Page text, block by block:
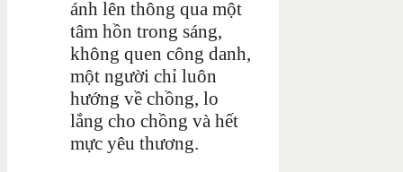
ánh lên thông qua một
tâm hồn trong sáng,
không quen công danh,
một người chỉ luôn
hướng về chồng, lo
lắng cho chồng và hết
mực yêu thương.